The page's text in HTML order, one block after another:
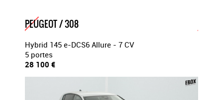
PEUGEOT / 308
Hybrid 145 e-DCS6 Allure - 7 CV
5 portes
28 100 €